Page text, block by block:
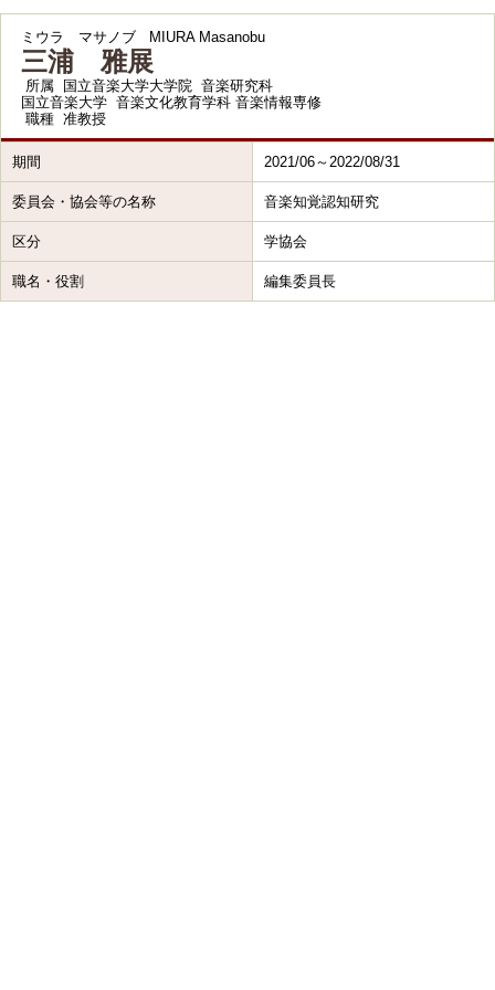
ミウラ マサノブ MIURA Masanobu
三浦 雅展
所属
国立音楽大学大学院 音楽研究科
国立音楽大学 音楽文化教育学科 音楽情報専修
職種 准教授
期間 2021/06～2022/08/31
委員会・協会等の名称 音楽知覚認知研究
区分 学協会
職名・役割 編集委員長